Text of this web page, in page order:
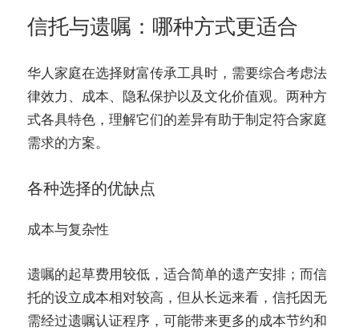
信托与遗嘱：哪种方式更适合
华人家庭在选择财富传承工具时，需要综合考虑法
律效力、成本、隐私保护以及文化价值观。两种方
式各具特色，理解它们的差异有助于制定符合家庭
需求的方案。
各种选择的优缺点
成本与复杂性
遗嘱的起草费用较低，适合简单的遗产安排；而信
托的设立成本相对较高，但从长远来看，信托因无
需经过遗嘱认证程序，可能带来更多的成本节约和